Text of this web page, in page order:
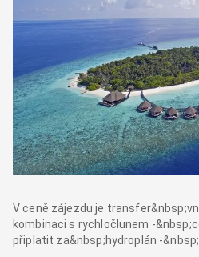
V ceně zájezdu je
kombinaci s rychločlunem -
připlatit za&nbsp;hydroplán -